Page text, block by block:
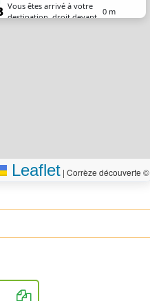
Vous êtes arrivé à votre
destination, droit devant
0 m
Leaflet | Corrèze découverte ©